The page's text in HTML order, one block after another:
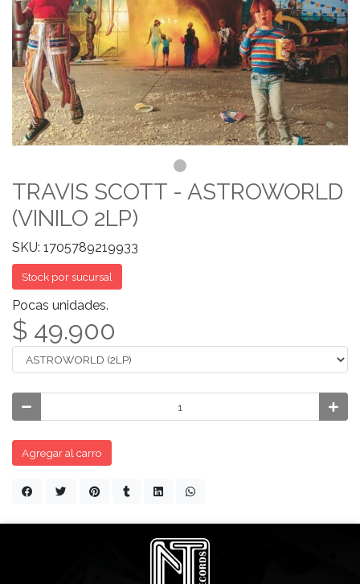
TRAVIS SCOTT - ASTROWORLD
(VINILO 2LP)
SKU: 1705789219933
Stock por sucursal
Pocas unidades.
$ 49.900
Agregar al carro